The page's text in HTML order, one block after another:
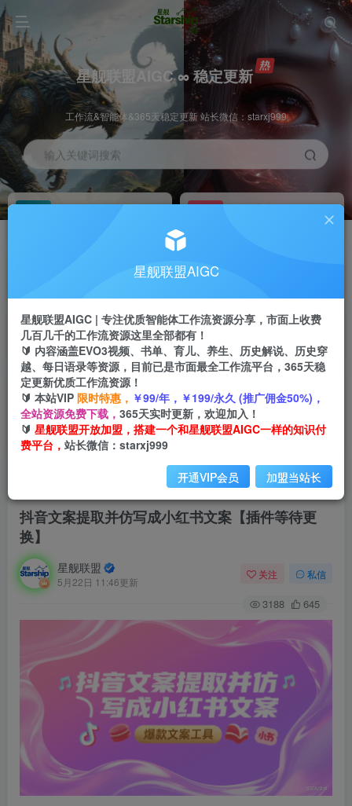
星舰联盟AIGC ∞ 稳定更新
工作流&智能体&365天稳定更新 站长微信：starxj999
输入关键词搜索
加入会员 工作流主页
每周免费工作流体验
站长招募
推荐
项目周期预估10年
抖音文案提取并仿写成小红书文案【插件等待更
换】
星舰联盟
5月22日 11:46更新
关注 私信
3188 645
星舰联盟AIGC
星舰联盟AIGC | 专注优质智能体工作流资源分享，市面上收费
几百几千的工作流资源这里全部都有！
🔰 内容涵盖EVO3视频、书单、育儿、养生、历史解说、历史穿
越、每日语录等资源，目前已是市面最全工作流平台，365天稳
定更新优质工作流资源！
🔰 本站VIP 限时特惠， ￥99/年，￥199/永久 (推广佣金50%)，
全站资源免费下载， 365天实时更新，欢迎加入！
🔰 星舰联盟开放加盟，搭建一个和星舰联盟AIGC一样的知识付
费平台， 站长微信：starxj999
开通VIP会员 加盟当站长